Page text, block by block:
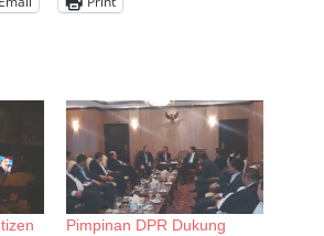
Pimpinan DPR Dukung